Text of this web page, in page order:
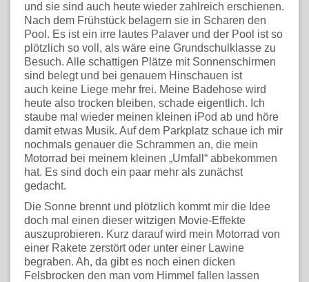
und sie sind auch heute wieder zahlreich erschienen.
Nach dem Frühstück belagern sie in Scharen den
Pool. Es ist ein irre lautes Palaver und der Pool ist so
plötzlich so voll, als wäre eine Grundschulklasse zu
Besuch. Alle schattigen Plätze mit Sonnenschirmen
sind belegt und bei genauem Hinschauen ist
auch keine Liege mehr frei. Meine Badehose wird
heute also trocken bleiben, schade eigentlich. Ich
staube mal wieder meinen kleinen iPod ab und höre
damit etwas Musik. Auf dem Parkplatz schaue ich mir
nochmals genauer die Schrammen an, die mein
Motorrad bei meinem kleinen „Umfall“ abbekommen
hat. Es sind doch ein paar mehr als zunächst
gedacht.
Die Sonne brennt und plötzlich kommt mir die Idee
doch mal einen dieser witzigen Movie-Effekte
auszuprobieren. Kurz darauf wird mein Motorrad von
einer Rakete zerstört oder unter einer Lawine
begraben. Ah, da gibt es noch einen dicken
Felsbrocken den man vom Himmel fallen lassen